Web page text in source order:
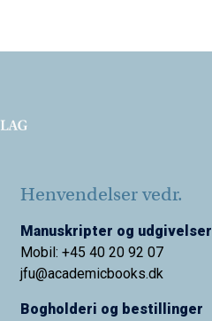
Henvendelser vedr.
Manuskripter og udgivelser
Mobil: +45 40 20 92 07
jfu@academicbooks.dk
Bogholderi og bestillinger